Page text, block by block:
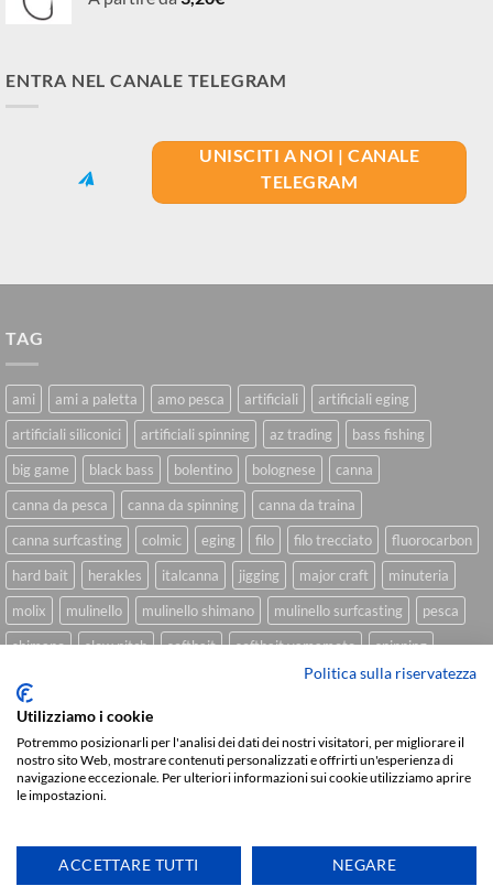
ENTRA NEL CANALE TELEGRAM
UNISCITI A NOI | CANALE
TELEGRAM
TAG
ami ami a paletta amo pesca artificiali
artificiali eging
artificiali siliconici
artificiali spinning az trading
bass fishing
big game
black bass bolentino bolognese
canna
canna da pesca
canna da spinning
canna da traina
canna surfcasting
colmic eging filo filo trecciato
fluorocarbon
hard bait
herakles italcanna jigging major craft
minuteria
molix
mulinello mulinello shimano mulinello surfcasting
pesca
shimano
slow pitch softbait softbait yamamoto
spinning
spinning inshore
trecciato trolling tubertini
Sviluppato daWe Blink Design
Delivery
CHI SIAMO BLOG FAQ CONTATTI
Copyright 2026 © IlMaestralePesca.it
Politica sulla riservatezza
Utilizziamo i cookie
Potremmo posizionarli per l'analisi dei dati dei nostri visitatori, per migliorare il
nostro sito Web, mostrare contenuti personalizzati e offrirti un'esperienza di
navigazione eccezionale. Per ulteriori informazioni sui cookie utilizziamo aprire
le impostazioni.
ACCETTARE TUTTI NEGARE